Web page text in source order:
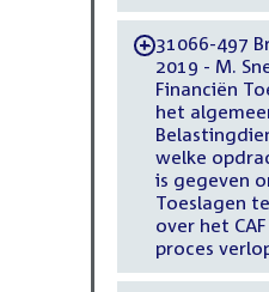
-31066-497
2019 - M.
Financiën
het
welke
is gegeven
Toeslagen
over het
proces